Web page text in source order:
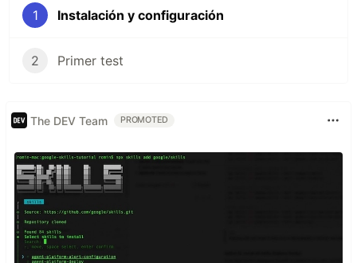
1 Instalación y configuración
2 Primer test
The DEV Team PROMOTED